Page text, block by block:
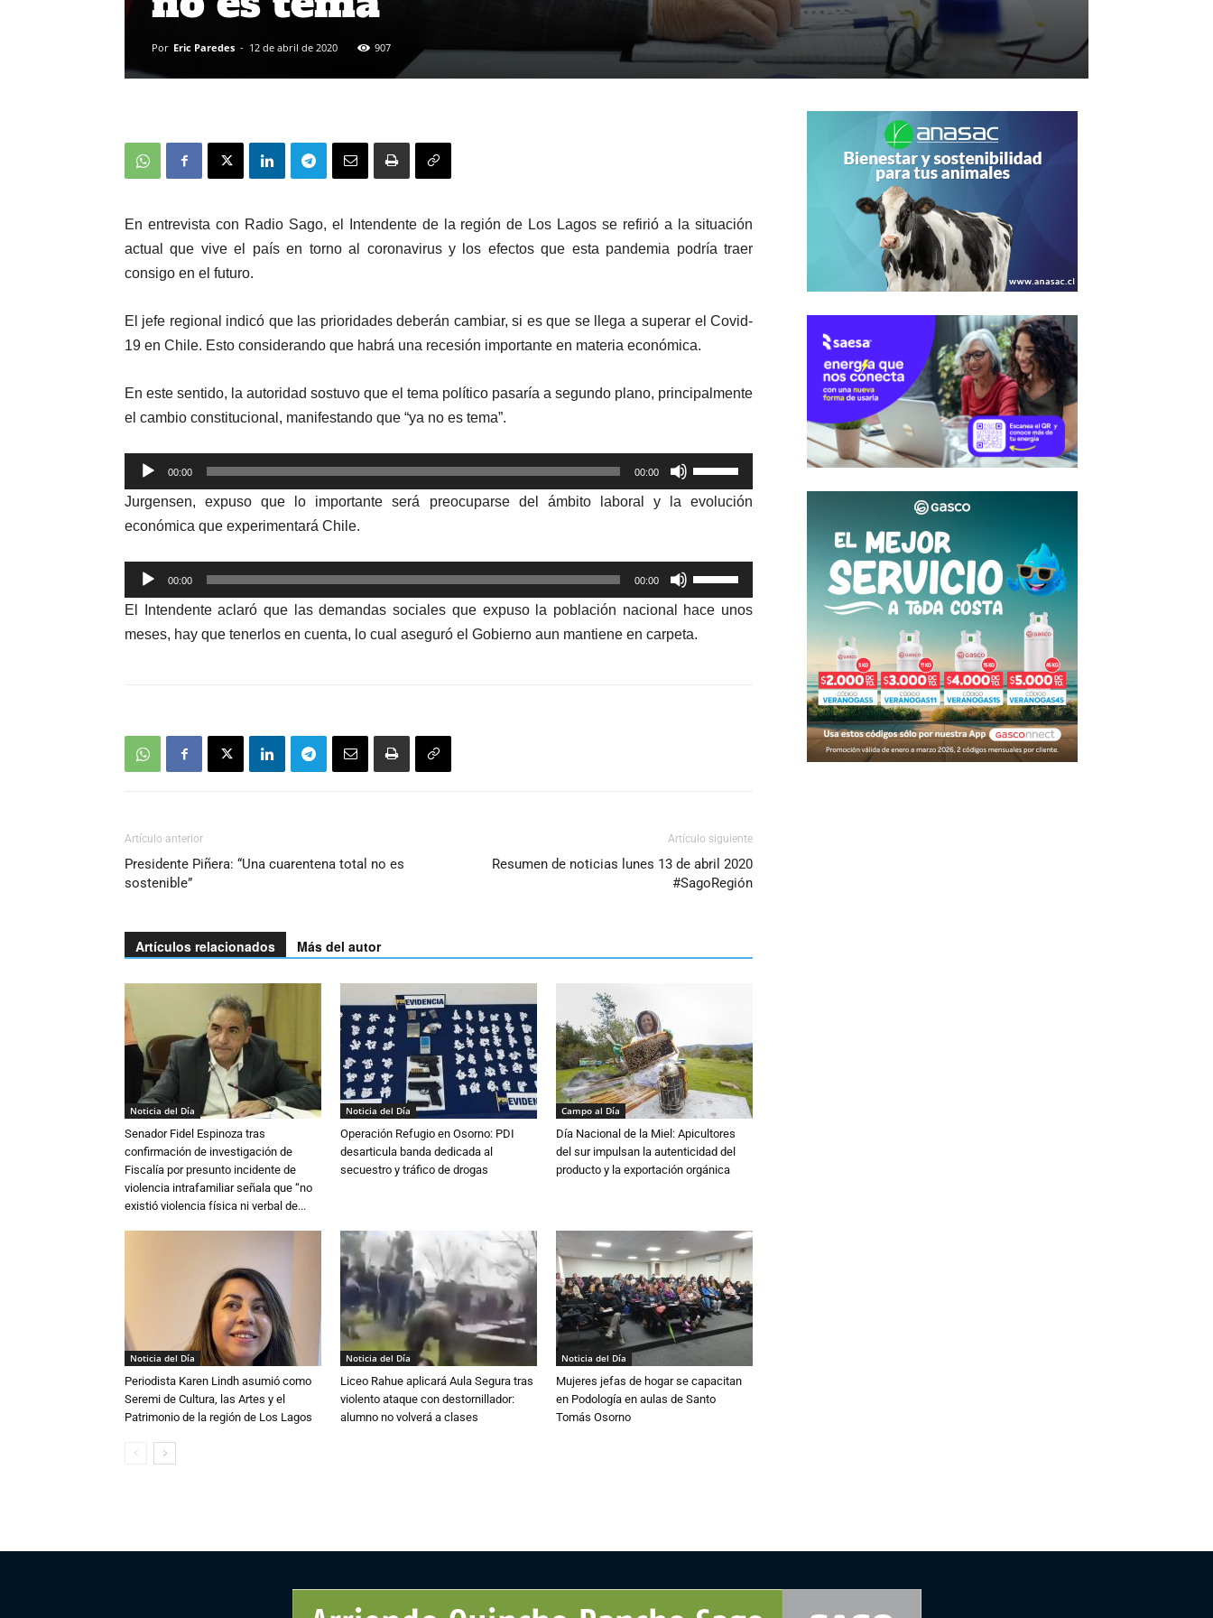
Por Eric Paredes - 12 de abril de 2020 907
En entrevista con Radio Sago, el Intendente de la región de Los Lagos se refirió a la situación
actual que vive el país en torno al coronavirus y los efectos que esta pandemia podría traer
consigo en el futuro.
El jefe regional indicó que las prioridades deberán cambiar, si es que se llega a superar el Covid-
19 en Chile. Esto considerando que habrá una recesión importante en materia económica.
En este sentido, la autoridad sostuvo que el tema político pasaría a segundo plano, principalmente
el cambio constitucional, manifestando que “ya no es tema”.
Reproductor
de
audio
00:00 00:00
las
teclas
arriba/abajo
para
Jurgensen, expuso que lo importante será preocuparse del ámbito laboral y la evolución
económica que experimentará Chile.
Reproductor
de
audio
00:00 00:00
las
teclas
de
El Intendente aclaró que las demandas sociales que expuso la población nacional hace unos
meses, hay que tenerlos en cuenta, lo cual aseguró el Gobierno aun mantiene en carpeta.
Artículo anterior
Presidente Piñera: “Una cuarentena total no es
sostenible”
Artículo siguiente
Resumen de noticias lunes 13 de abril 2020
#SagoRegión
Artículos relacionados Más del autor
Noticia del Día
Senador Fidel Espinoza tras
confirmación de investigación de
Fiscalía por presunto incidente de
violencia intrafamiliar señala que “no
existió violencia física ni verbal de...
Noticia del Día
Operación Refugio en Osorno: PDI
desarticula banda dedicada al
secuestro y tráfico de drogas
Campo al Día
Día Nacional de la Miel: Apicultores
del sur impulsan la autenticidad del
producto y la exportación orgánica
Noticia del Día
Periodista Karen Lindh asumió como
Seremi de Cultura, las Artes y el
Patrimonio de la región de Los Lagos
Noticia del Día
Liceo Rahue aplicará Aula Segura tras
violento ataque con destornillador:
alumno no volverá a clases
Noticia del Día
Mujeres jefas de hogar se capacitan
en Podología en aulas de Santo
Tomás Osorno